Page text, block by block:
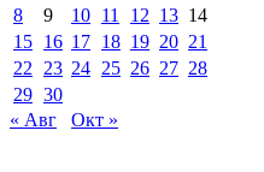
8
9 10 11 12 13 14
15 16 17 18 19 20 21
22
23 24 25 26 27 28
29 30
« Авг
Окт »